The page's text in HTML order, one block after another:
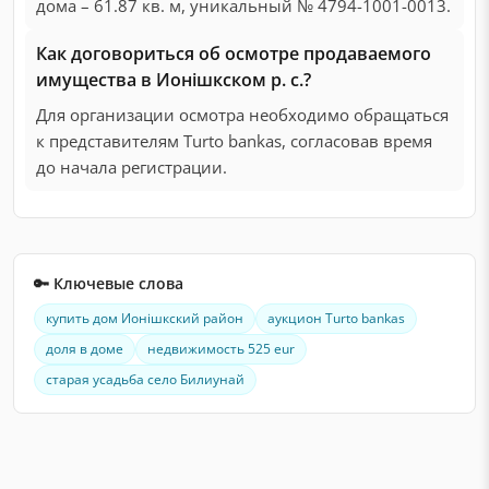
дома – 61.87 кв. м, уникальный № 4794-1001-0013.
Как договориться об осмотре продаваемого
имущества в Ионішкском р. с.?
Для организации осмотра необходимо обращаться
к представителям Turto bankas, согласовав время
до начала регистрации.
🔑 Ключевые слова
купить дом Ионішкский район
аукцион Turto bankas
доля в доме
недвижимость 525 eur
старая усадьба село Билиунай